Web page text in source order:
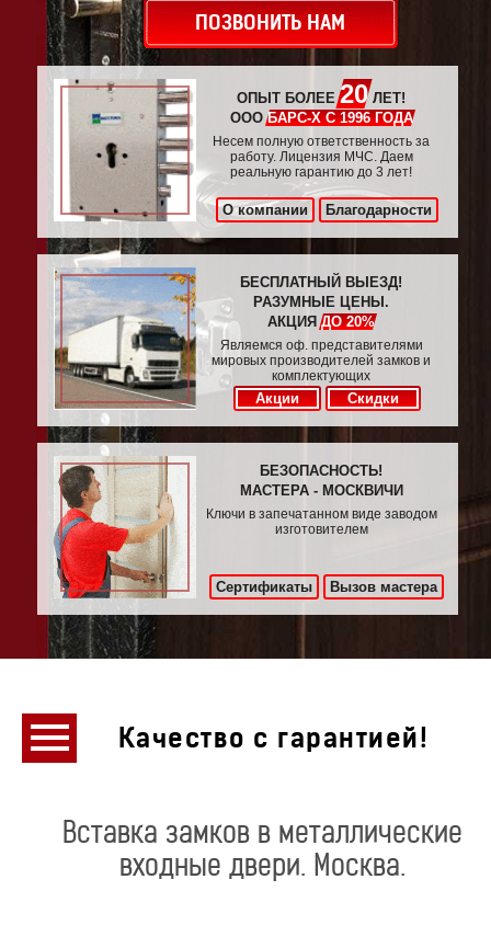
ПОЗВОНИТЬ НАМ
ОПЫТ БОЛЕЕ20ЛЕТ!
ОООБАРС-Х С 1996 ГОДА
Несем полную ответственность за
работу. Лицензия МЧС. Даем
реальную гарантию до 3 лет!
О компании Благодарности
БЕСПЛАТНЫЙ ВЫЕЗД!
РАЗУМНЫЕ ЦЕНЫ.
АКЦИЯДО 20%
Являемся оф. представителями
мировых производителей замков и
комплектующих
Акции Скидки
БЕЗОПАСНОСТЬ!
МАСТЕРА - МОСКВИЧИ
Ключи в запечатанном виде заводом
изготовителем
Сертификаты Вызов мастера
Качество с гарантией!
Вставка замков в металлические
входные двери. Москва.